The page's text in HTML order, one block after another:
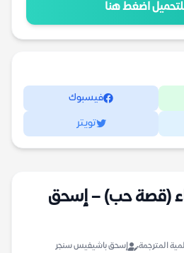
اضغط هنا
فيسبوك
تويتر
(قصة حب) – إسحق
المترجمة إسحق باشيفيس سنجر